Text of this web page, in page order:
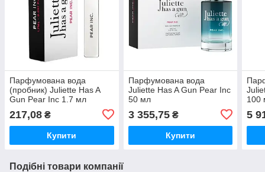
Парфумована вода
(пробник) Juliette Has A
Gun Pear Inc 1.7 мл
217,08 ₴
Купити
Парфумована вода
Juliette Has A Gun Pear Inc
50 мл
3 355,75₴
Купити
100
5
Подібні товари компанії